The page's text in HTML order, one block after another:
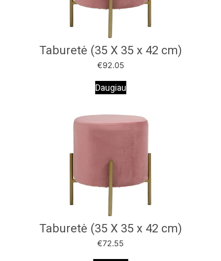
Taburetė (35 X 35 x 42 cm)
€92.05
Daugiau
Taburetė (35 X 35 x 42 cm)
€72.55